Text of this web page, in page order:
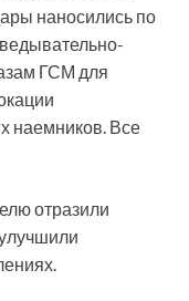
наносились по
ГСМ для
наемников. Все
отразили